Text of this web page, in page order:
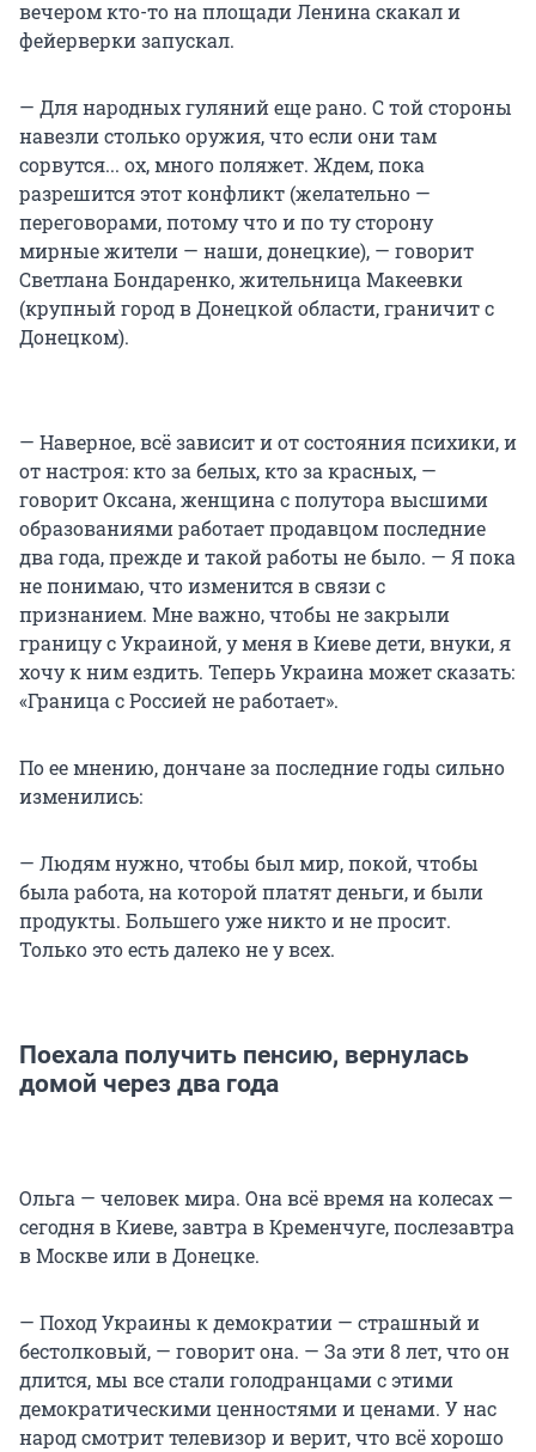
вечером кто-то на площади Ленина скакал и
фейерверки запускал.
— Для народных гуляний еще рано. С той стороны
навезли столько оружия, что если они там
сорвутся... ох, много поляжет. Ждем, пока
разрешится этот конфликт (желательно —
переговорами, потому что и по ту сторону
мирные жители — наши, донецкие), — говорит
Светлана Бондаренко, жительница Макеевки
(крупный город в Донецкой области, граничит с
Донецком).
— Наверное, всё зависит и от состояния психики, и
от настроя: кто за белых, кто за красных, —
говорит Оксана, женщина с полутора высшими
образованиями работает продавцом последние
два года, прежде и такой работы не было. — Я пока
не понимаю, что изменится в связи с
признанием. Мне важно, чтобы не закрыли
границу с Украиной, у меня в Киеве дети, внуки, я
хочу к ним ездить. Теперь Украина может сказать:
«Граница с Россией не работает».
По ее мнению, дончане за последние годы сильно
изменились:
— Людям нужно, чтобы был мир, покой, чтобы
была работа, на которой платят деньги, и были
продукты. Большего уже никто и не просит.
Только это есть далеко не у всех.
Поехала получить пенсию, вернулась
домой через два года
Ольга — человек мира. Она всё время на колесах —
сегодня в Киеве, завтра в Кременчуге, послезавтра
в Москве или в Донецке.
— Поход Украины к демократии — страшный и
бестолковый, — говорит она. — За эти 8 лет, что он
длится, мы все стали голодранцами с этими
демократическими ценностями и ценами. У нас
народ смотрит телевизор и верит, что всё хорошо